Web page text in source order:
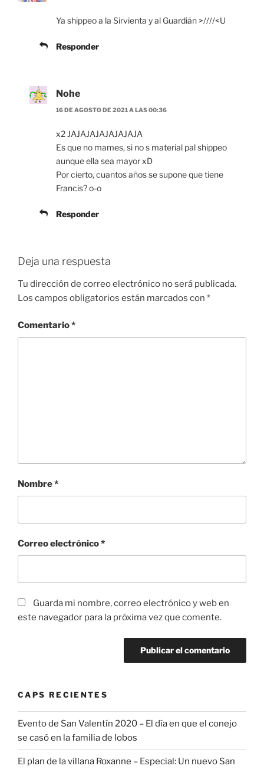
Ya shippeo a la Sirvienta y al Guardián >////<U
Responder
Nohe
16 DE AGOSTO DE 2021 A LAS 00:36
x2 JAJAJAJAJAJAJAJA
Es que no mames, si no s material pal shippeo
aunque ella sea mayor xD
Por cierto, cuantos años se supone que tiene
Francis? o-o
Responder
Deja una respuesta
Tu dirección de correo electrónico no será publicada.
Los campos obligatorios están marcados con *
Comentario*
Nombre*
Correo electrónico*
Guarda mi nombre, correo electrónico y web en
este navegador para la próxima vez que comente.
CAPS RECIENTES
Evento de San Valentín 2020 – El día en que el conejo
se casó en la familia de lobos
El plan de la villana Roxanne – Especial: Un nuevo San